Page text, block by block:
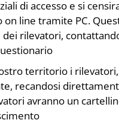
di accesso e si
line tramite PC.
rilevatori,
territorio i
recandosi
avranno un